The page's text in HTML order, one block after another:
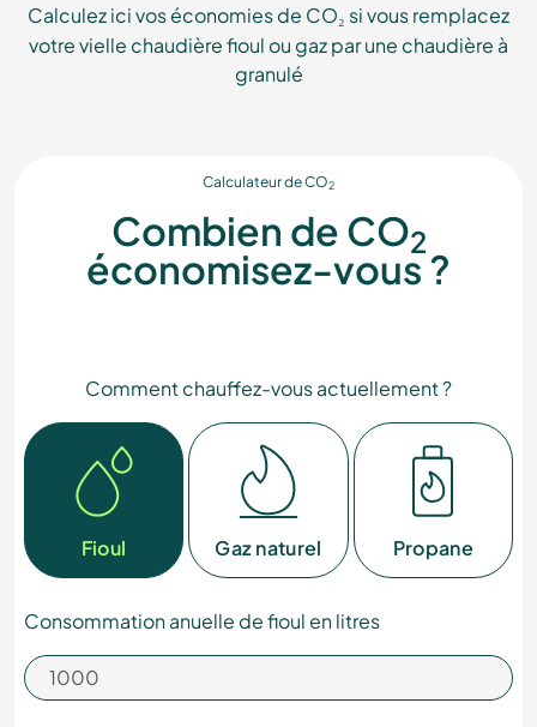
Calculez ici vos économies de CO₂ si vous remplacez
votre vielle chaudière fioul ou gaz par une chaudière à
granulé
Calculateur de CO2
Combien de CO2
économisez-vous ?
Comment chauffez-vous actuellement ?
Fioul Gaz naturel Propane
Consommation anuelle de fioul en litres